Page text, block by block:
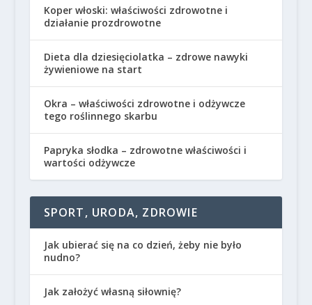
Koper włoski: właściwości zdrowotne i
działanie prozdrowotne
Dieta dla dziesięciolatka – zdrowe nawyki
żywieniowe na start
Okra – właściwości zdrowotne i odżywcze
tego roślinnego skarbu
Papryka słodka – zdrowotne właściwości i
wartości odżywcze
SPORT, URODA, ZDROWIE
Jak ubierać się na co dzień, żeby nie było
nudno?
Jak założyć własną siłownię?